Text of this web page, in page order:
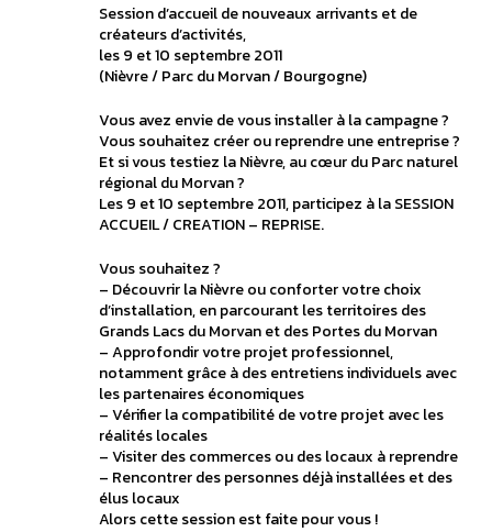
Session d’accueil de nouveaux arrivants et de
créateurs d’activités,
les 9 et 10 septembre 2011
(Nièvre / Parc du Morvan / Bourgogne)
Vous avez envie de vous installer à la campagne ?
Vous souhaitez créer ou reprendre une entreprise ?
Et si vous testiez la Nièvre, au cœur du Parc naturel
régional du Morvan ?
Les 9 et 10 septembre 2011, participez à la SESSION
ACCUEIL / CREATION – REPRISE.
Vous souhaitez ?
– Découvrir la Nièvre ou conforter votre choix
d’installation, en parcourant les territoires des
Grands Lacs du Morvan et des Portes du Morvan
– Approfondir votre projet professionnel,
notamment grâce à des entretiens individuels avec
les partenaires économiques
– Vérifier la compatibilité de votre projet avec les
réalités locales
– Visiter des commerces ou des locaux à reprendre
– Rencontrer des personnes déjà installées et des
élus locaux
Alors cette session est faite pour vous !